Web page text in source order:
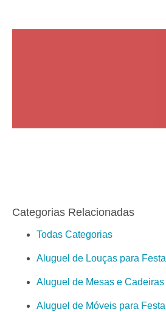
Categorias Relacionadas
Todas Categorias
Aluguel de Louças para Festa
Aluguel de Mesas e Cadeiras
Aluguel de Móveis para Festa